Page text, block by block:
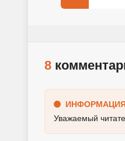
8
Уважаемый